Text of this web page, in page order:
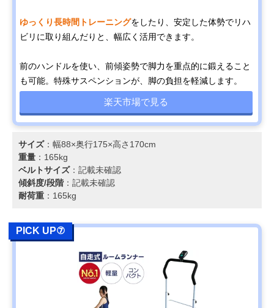
ゆっくり長時間トレーニングをしたり、安定した体勢でリハ
ビリに取り組んだりと、幅広く活用できます。
前のハンドルを使い、前傾姿勢で脚力を重点的に鍛えること
も可能。特殊サスペンションが、脚の負担を軽減します。
楽天市場で見る
サイズ：幅88×奥行175×高さ170cm
重量 ：165kg
ベルトサイズ：記載未確認
傾斜度/段階：記載未確認
耐荷重 ：165kg
PICK UP⑦